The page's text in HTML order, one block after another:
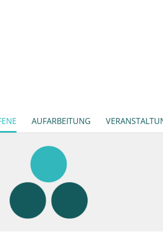
AUFARBEITUNG